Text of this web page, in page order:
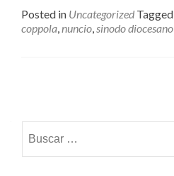
Posted in Uncategorized Tagged
coppola,nuncio,sinodo diocesano
navigation